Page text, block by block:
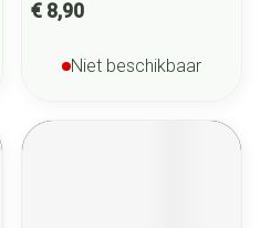
€ 8,90
Niet beschikbaar